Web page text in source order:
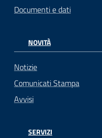
Documenti e dati
NOVITÀ
Notizie
Comunicati Stampa
Avvisi
SERVIZI